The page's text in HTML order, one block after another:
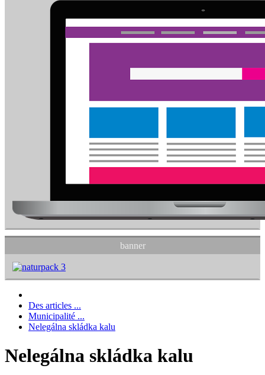
banner
Des articles ...
Municipalité ...
Nelegálna skládka kalu
Nelegálna skládka kalu